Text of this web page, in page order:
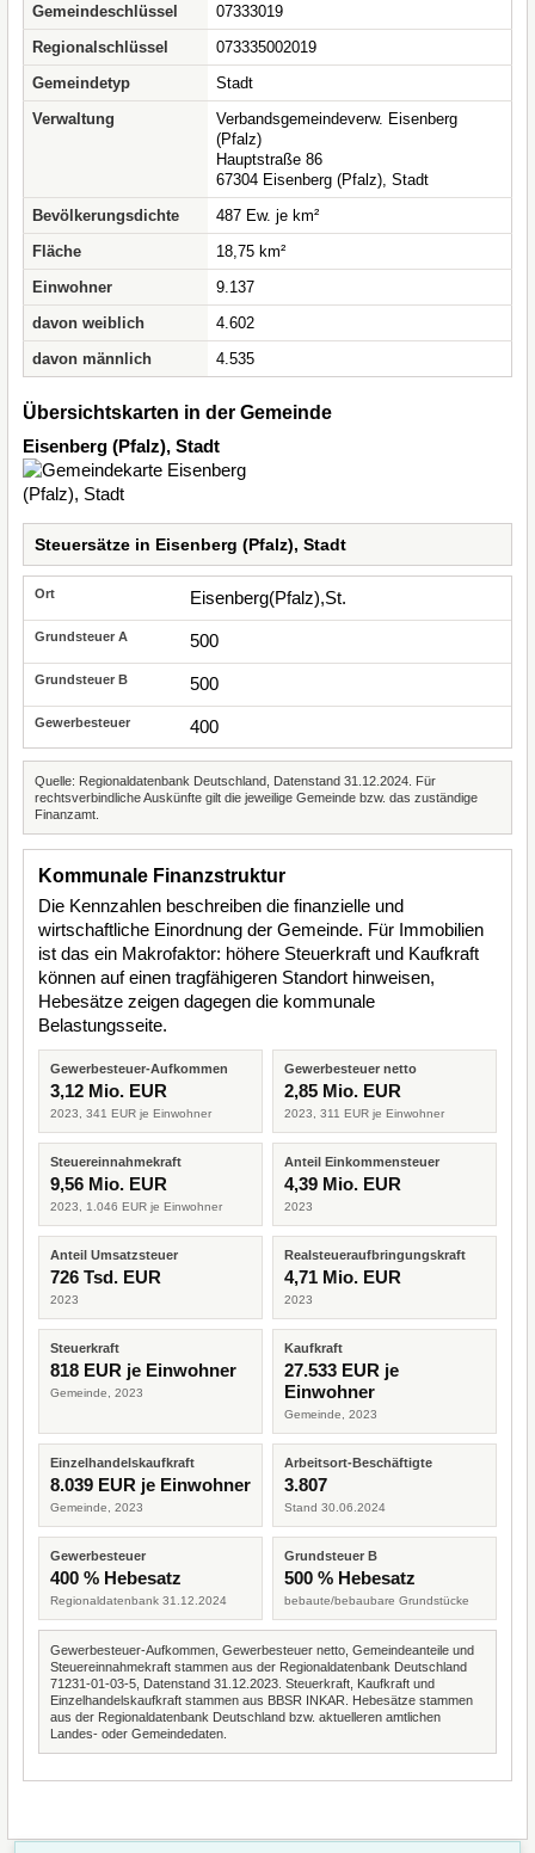
Gemeindeschlüssel
07333019
Regionalschlüssel
073335002019
Gemeindetyp
Stadt
Verwaltung
Verbandsgemeindeverw. Eisenberg
(Pfalz)
Hauptstraße 86
67304 Eisenberg (Pfalz), Stadt
Bevölkerungsdichte
487 Ew. je km²
Fläche
18,75 km²
Einwohner
9.137
davon weiblich
4.602
davon männlich
4.535
Übersichtskarten in der Gemeinde
Eisenberg (Pfalz), Stadt
Steuersätze in Eisenberg (Pfalz), Stadt
Eisenberg(Pfalz),St.
500
500
400
Quelle: Regionaldatenbank Deutschland, Datenstand 31.12.2024. Für
rechtsverbindliche Auskünfte gilt die jeweilige Gemeinde bzw. das zuständige
Finanzamt.
Kommunale Finanzstruktur
Die Kennzahlen beschreiben die finanzielle und
wirtschaftliche Einordnung der Gemeinde. Für Immobilien
ist das ein Makrofaktor: höhere Steuerkraft und Kaufkraft
können auf einen tragfähigeren Standort hinweisen,
Hebesätze zeigen dagegen die kommunale
Belastungsseite.
Gewerbesteuer-Aufkommen
3,12 Mio. EUR
2023, 341 EUR je Einwohner
Gewerbesteuer netto
2,85 Mio. EUR
2023, 311 EUR je Einwohner
Steuereinnahmekraft
9,56 Mio. EUR
2023, 1.046 EUR je Einwohner
Anteil Einkommensteuer
4,39 Mio. EUR
2023
Anteil Umsatzsteuer
726 Tsd. EUR
2023
Realsteueraufbringungskraft
4,71 Mio. EUR
2023
Steuerkraft
818 EUR je Einwohner
Gemeinde, 2023
Kaufkraft
27.533 EUR je
Einwohner
Gemeinde, 2023
Einzelhandelskaufkraft
8.039 EUR je Einwohner
Gemeinde, 2023
Arbeitsort-Beschäftigte
3.807
Stand 30.06.2024
Gewerbesteuer
400 % Hebesatz
Regionaldatenbank 31.12.2024
Grundsteuer B
500 % Hebesatz
bebaute/bebaubare Grundstücke
Gewerbesteuer-Aufkommen, Gewerbesteuer netto, Gemeindeanteile und
Steuereinnahmekraft stammen aus der Regionaldatenbank Deutschland
71231-01-03-5, Datenstand 31.12.2023. Steuerkraft, Kaufkraft und
Einzelhandelskaufkraft stammen aus BBSR INKAR. Hebesätze stammen
aus der Regionaldatenbank Deutschland bzw. aktuelleren amtlichen
Landes- oder Gemeindedaten.